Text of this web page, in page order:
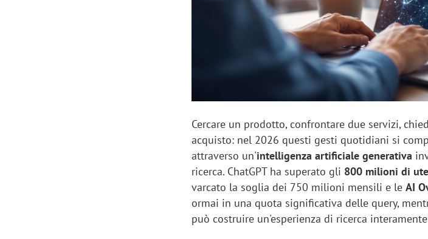
Cercare un prodotto, confrontare due servizi,
acquisto: nel 2026 questi gesti quotidiani si
attraverso un'intelligenza artificiale generativa
ricerca. ChatGPT ha superato gli 800 milioni di
varcato la soglia dei 750 milioni mensili e leAI
ormai in una quota significativa delle query,
può costruire un'esperienza di ricerca
Perez, Samsung Ads: «L'Italia è un
mercato strategico e continuerà a